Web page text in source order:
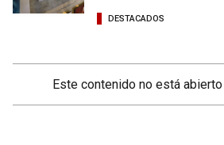
DESTACADOS
Este contenido no está